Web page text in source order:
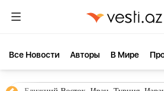
Все Новости Aвторы В Мире